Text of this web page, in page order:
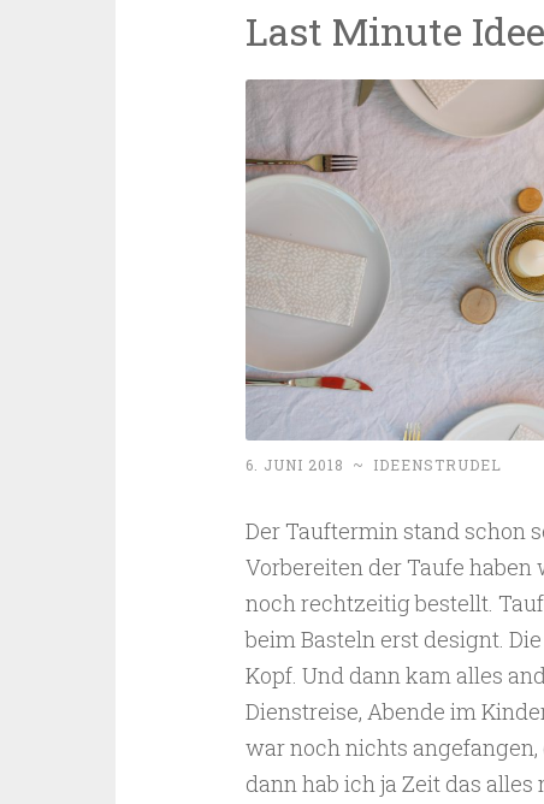
Last Minute
6. JUNI 2018 ~ IDEENSTRUDEL
Der Tauftermin stand schon
Vorbereiten der Taufe
noch rechtzeitig bestellt.
beim Basteln erst designt.
Kopf. Und dann kam alles
Dienstreise, Abende im
war noch nichts
dann hab ich ja Zeit das